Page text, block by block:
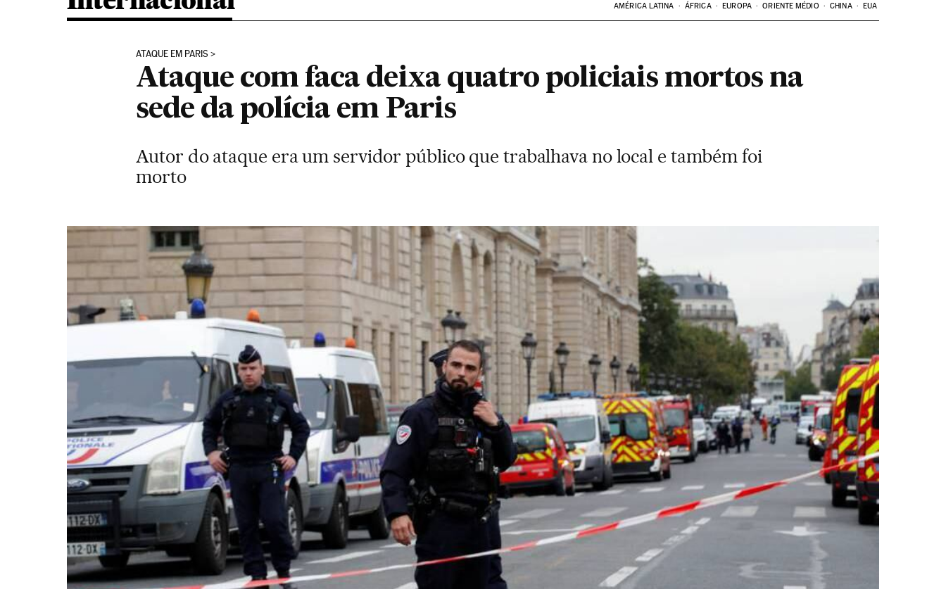
AMÉRICA LATINA ÁFRICA EUROPA ORIENTE MÉDIO CHINA EUA
ATAQUE EM PARIS
Ataque com faca deixa quatro policiais mortos na
sede da polícia em Paris
Autor do ataque era um servidor público que trabalhava no local e também foi
morto